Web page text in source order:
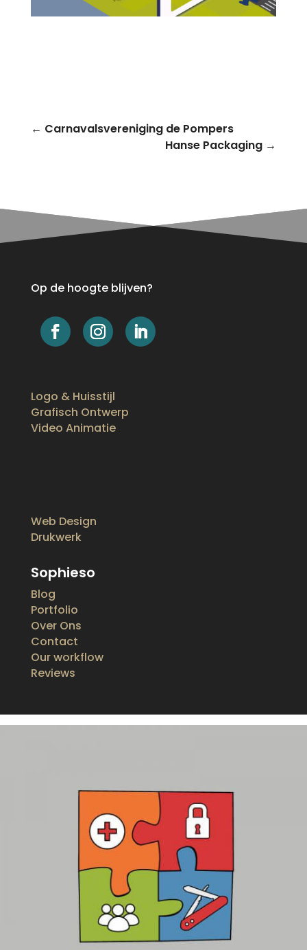
← Carnavalsvereniging de Pompers
Hanse Packaging →
Op de hoogte blijven?
Logo & Huisstijl
Grafisch Ontwerp
Video Animatie
Web Design
Drukwerk
Sophieso
Blog
Portfolio
Over Ons
Contact
Our workflow
Reviews